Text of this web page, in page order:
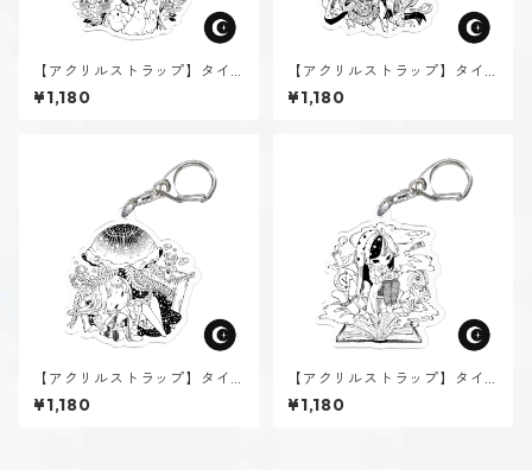
【アクリルストラップ】タイ
プ２-助ける人（ダーク）
¥1,180
【アクリルストラップ】タイ
プ３-求める人（ダーク）
¥1,180
【アクリルストラップ】タイ
プ４-感じる人（ダーク）
¥1,180
【アクリルストラップ】タイ
プ５-考える人（ダーク）
¥1,180